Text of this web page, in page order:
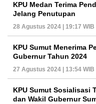
KPU Medan Terima
Jelang Penutupan
28 Agustus 2024 | 19:17 WIB
KPU Sumut Menerima
Gubernur Tahun 2024
27 Agustus 2024 | 13:54 WIB
KPU Sumut Sosialisasi
dan Wakil Gubernur